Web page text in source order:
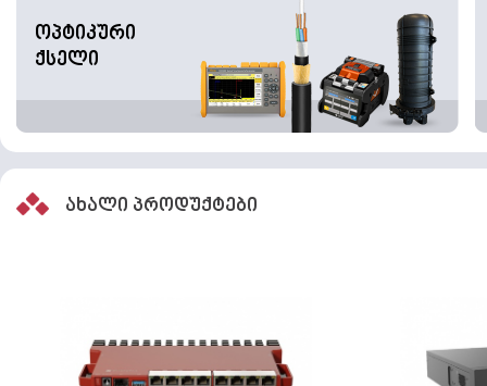
ოპტიკური
ქსელი
ახალი პროდუქტები